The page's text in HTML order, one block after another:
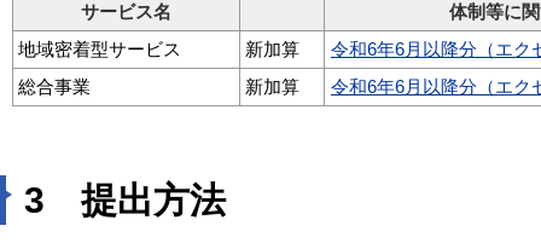
サービス名
体制等に
地域密着型サービス
新加算
令和6年6月以降分（エク
総合事業
新加算 令和6年6月以降分（エク
3 提出方法